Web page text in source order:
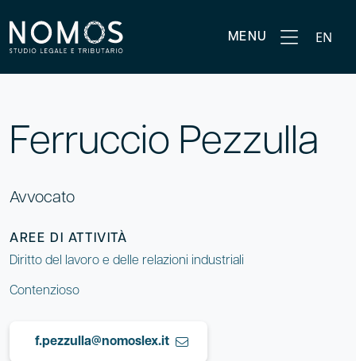
MENU EN
Ferruccio Pezzulla
Avvocato
AREE DI ATTIVITÀ
Diritto del lavoro e delle relazioni industriali
Contenzioso
f.pezzulla@nomoslex.it